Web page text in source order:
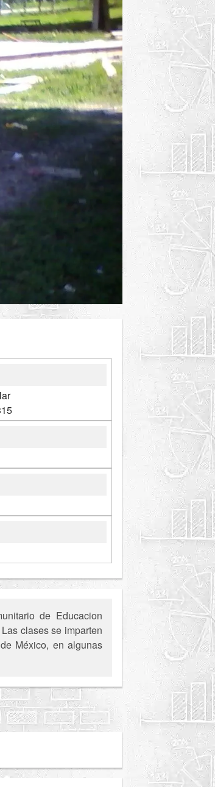
de Educacion
clases se imparten
México, en algunas